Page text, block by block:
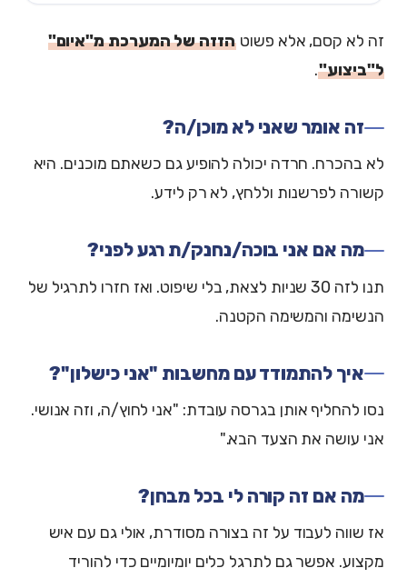
זה לא קסם, אלא פשוט הזזה של המערכת מ"איום"
ל"ביצוע".
זה אומר שאני לא מוכן/ה?
לא בהכרח. חרדה יכולה להופיע גם כשאתם מוכנים. היא
קשורה לפרשנות וללחץ, לא רק לידע.
מה אם אני בוכה/נחנק/ת רגע לפני?
תנו לזה 30 שניות לצאת, בלי שיפוט. ואז חזרו לתרגיל של
הנשימה והמשימה הקטנה.
איך להתמודד עם מחשבות "אני כישלון"?
נסו להחליף אותן בגרסה עובדת: "אני לחוץ/ה, וזה אנושי.
אני עושה את הצעד הבא."
מה אם זה קורה לי בכל מבחן?
אז שווה לעבוד על זה בצורה מסודרת, אולי גם עם איש
מקצוע. אפשר גם לתרגל כלים יומיומיים כדי להוריד